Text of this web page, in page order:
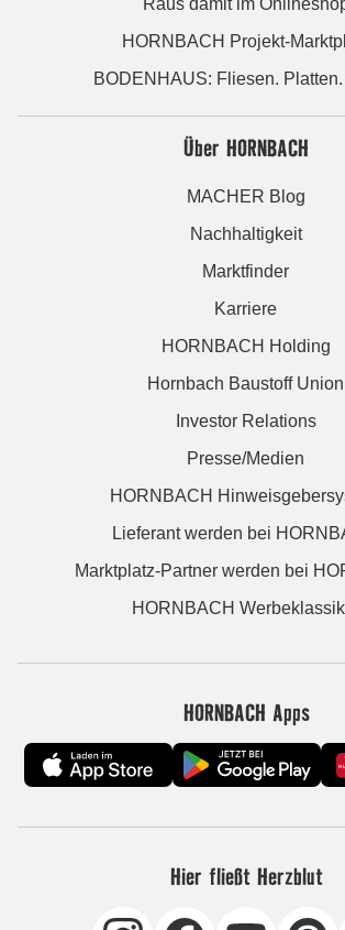
HORNBACH Projekt-
BODENHAUS: Fliesen.
Über HORNBACH
MACHER Blog
Nachhaltigkeit
Marktfinder
Karriere
HORNBACH Holding
Hornbach Baustoff Union
Investor Relations
Presse/Medien
HORNBACH
Lieferant werden bei
Marktplatz-Partner werden bei
HORNBACH
HORNBACH Apps
Hier fließt Herzblut